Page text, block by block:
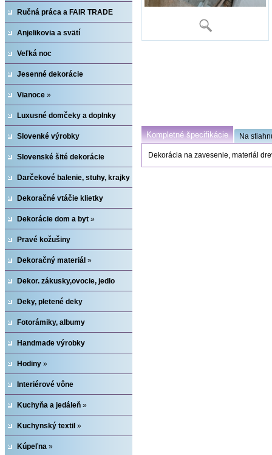
Ručná práca a FAIR TRADE
Anjelikovia a svätí
Veľká noc
Jesenné dekorácie
Vianoce »
Luxusné domčeky a doplnky
Slovenké výrobky
Slovenské šité dekorácie
Darčekové balenie, stuhy, krajky
» Dekoračné vtáčie klietky
Dekorácie dom a byt »
Pravé kožušiny
Dekoračný materiál »
Dekor. zákusky,ovocie, jedlo
Deky, pletené deky
Fotorámiky, albumy
Handmade výrobky
Hodiny »
Interiérové vône
Kuchyňa a jedáleň »
Kuchynský textil »
Kúpeľna »
Kompletné špecifikácie Na
Dekorácia na zavesenie, materiál